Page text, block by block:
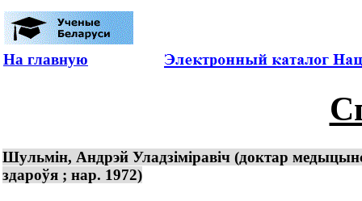
На главную
Шульмін, Андрэй Уладзіміравіч (доктар
здароўя ; нар. 1972)